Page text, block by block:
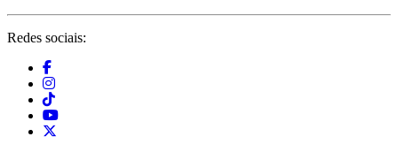
Redes sociais: